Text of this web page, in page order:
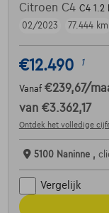
Citroen C4 C4 1.2
02/2023
77.444 km
€12.490 1
Vanaf €239,67/
van €3.362,17
Ontdek het volledige
5100 Naninne ,
Vergelijk